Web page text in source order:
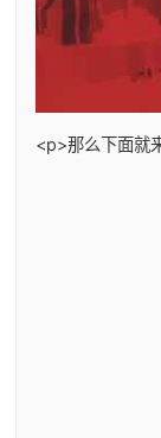
<p>那么下面就